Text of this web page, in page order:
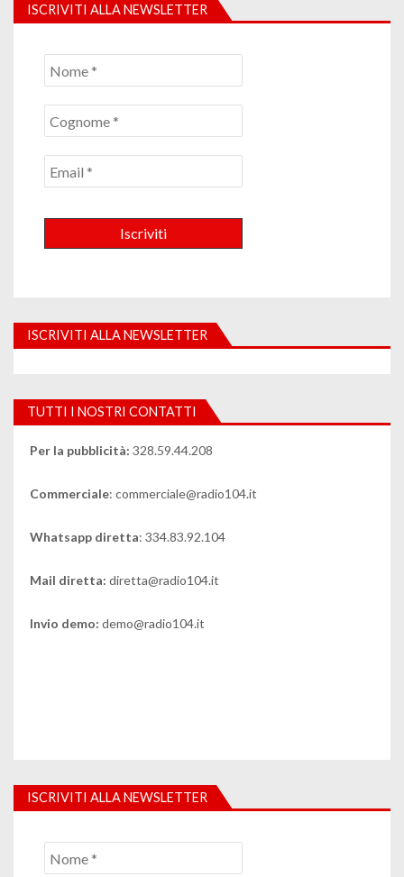
ISCRIVITI ALLA NEWSLETTER
ISCRIVITI ALLA NEWSLETTER
TUTTI I NOSTRI CONTATTI
Per la pubblicità: 328.59.44.208
Commerciale: commerciale@radio104.it
Whatsapp diretta: 334.83.92.104
Mail diretta: diretta@radio104.it
Invio demo: demo@radio104.it
ISCRIVITI ALLA NEWSLETTER